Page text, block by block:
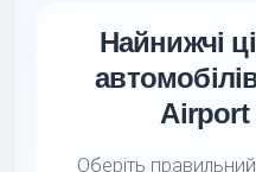
Найнижчі
Airport
Оберіть